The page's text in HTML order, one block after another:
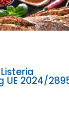
UE 2024/